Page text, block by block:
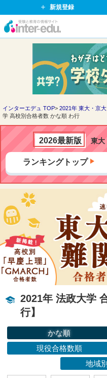
新規登録
イ
ド
ッ
ト
インターエデュ TOP 2021年 東大・京
学 高校別合格者数 かな順 わ行
2026最新版 東大
ランキングトップ
2021年 法政大学
行】
かな順
現役合格数順
地域